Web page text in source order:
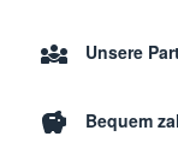
Unsere
Bequem